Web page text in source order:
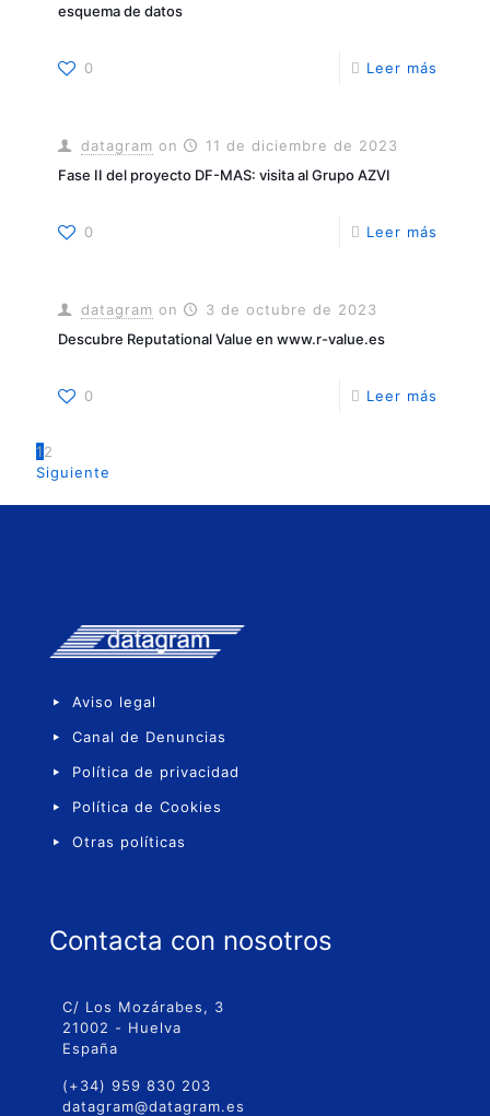
esquema de datos
0 Leer más
datagram on
11 de diciembre de 2023
Fase II del proyecto DF-MAS: visita al Grupo AZVI
0 Leer más
datagram on
3 de octubre de 2023
Descubre Reputational Value en www.r-value.es
0 Leer más
12
Siguiente
Aviso legal
Canal de Denuncias
Política de privacidad
Política de Cookies
Otras políticas
Contacta con nosotros
C/ Los Mozárabes, 3
21002 - Huelva
España
(+34) 959 830 203
datagram@datagram.es